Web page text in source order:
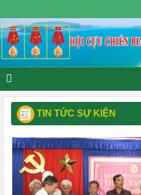
Chủ nhật, 09/08/2026 14:04 GMT+7
TIN TỨC SỰ KIỆN